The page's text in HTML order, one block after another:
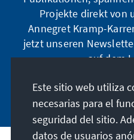
Projekte direkt von
Annegret Kramp-
jetzt unseren
auf dem
Jetzt
Este sitio web utiliza
necesarias para el
seguridad del sitio.
datos de usuarios